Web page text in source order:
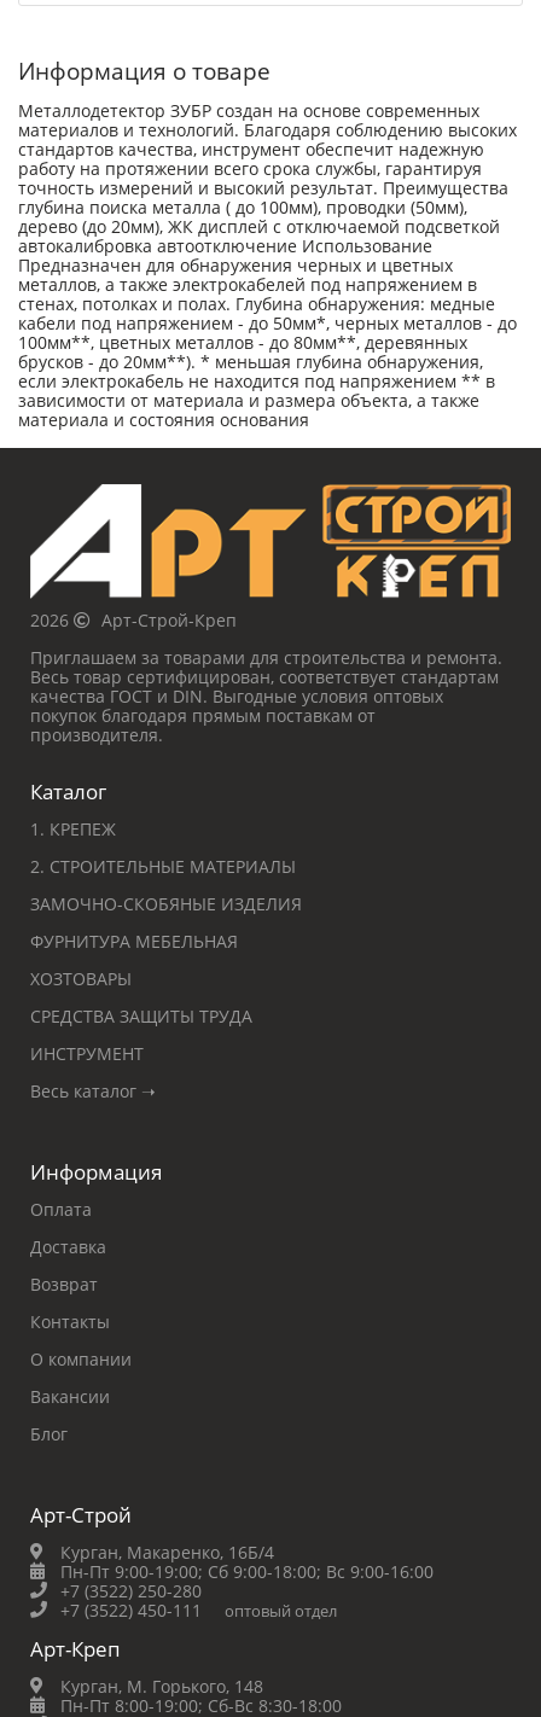
Информация о товаре
Металлодетектор ЗУБР создан на основе современных
материалов и технологий. Благодаря соблюдению высоких
стандартов качества, инструмент обеспечит надежную
работу на протяжении всего срока службы, гарантируя
точность измерений и высокий результат. Преимущества
глубина поиска металла ( до 100мм), проводки (50мм),
дерево (до 20мм), ЖК дисплей с отключаемой подсветкой
автокалибровка автоотключение Использование
Предназначен для обнаружения черных и цветных
металлов, а также электрокабелей под напряжением в
стенах, потолках и полах. Глубина обнаружения: медные
кабели под напряжением - до 50мм*, черных металлов - до
100мм**, цветных металлов - до 80мм**, деревянных
брусков - до 20мм**). * меньшая глубина обнаружения,
если электрокабель не находится под напряжением ** в
зависимости от материала и размера объекта, а также
материала и состояния основания
2026
Арт-Строй-Креп
Приглашаем за товарами для строительства и ремонта.
Весь товар сертифицирован, соответствует стандартам
качества ГОСТ и DIN. Выгодные условия оптовых
покупок благодаря прямым поставкам от
производителя.
Каталог
1. КРЕПЕЖ
2. СТРОИТЕЛЬНЫЕ МАТЕРИАЛЫ
ЗАМОЧНО-СКОБЯНЫЕ ИЗДЕЛИЯ
ФУРНИТУРА МЕБЕЛЬНАЯ
ХОЗТОВАРЫ
СРЕДСТВА ЗАЩИТЫ ТРУДА
ИНСТРУМЕНТ
Весь каталог ➝
Информация
Оплата
Доставка
Возврат
Контакты
О компании
Вакансии
Блог
Арт-Строй
Курган, Макаренко, 16Б/4
Пн-Пт 9:00-19:00; Сб 9:00-18:00; Вс 9:00-16:00
+7 (3522) 250-280
+7 (3522) 450-111
оптовый отдел
Арт-Креп
Курган, М. Горького, 148
Пн-Пт 8:00-19:00; Сб-Вс 8:30-18:00